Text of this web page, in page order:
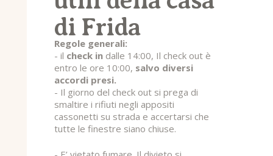
di Frida
Regole generali:
- il check in dalle 14:00, Il check out è
entro le ore 10:00, salvo diversi
accordi presi.
- Il giorno del check out si prega di
smaltire i rifiuti negli appositi
cassonetti su strada e accertarsi che
tutte le finestre siano chiuse.